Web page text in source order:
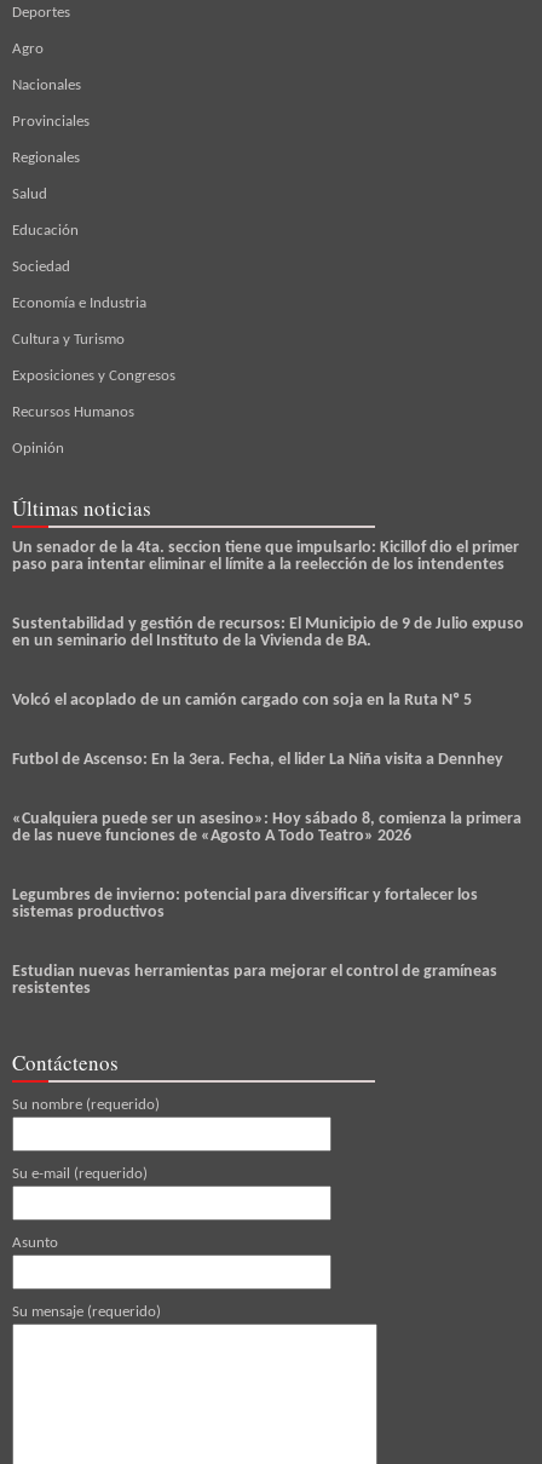
Deportes
Agro
Nacionales
Provinciales
Regionales
Salud
Educación
Sociedad
Economía e Industria
Cultura y Turismo
Exposiciones y Congresos
Recursos Humanos
Opinión
Últimas noticias
Un senador de la 4ta. seccion tiene que impulsarlo: Kicillof dio el primer
paso para intentar eliminar el límite a la reelección de los intendentes
Sustentabilidad y gestión de recursos: El Municipio de 9 de Julio expuso
en un seminario del Instituto de la Vivienda de BA.
Volcó el acoplado de un camión cargado con soja en la Ruta Nº 5
Futbol de Ascenso: En la 3era. Fecha, el lider La Niña visita a Dennhey
«Cualquiera puede ser un asesino»: Hoy sábado 8, comienza la primera
de las nueve funciones de «Agosto A Todo Teatro» 2026
Legumbres de invierno: potencial para diversificar y fortalecer los
sistemas productivos
Estudian nuevas herramientas para mejorar el control de gramíneas
resistentes
Contáctenos
Su nombre (requerido)
Su e-mail (requerido)
Asunto
Su mensaje (requerido)